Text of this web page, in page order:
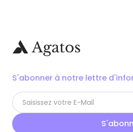
S'abonner à notre lettre